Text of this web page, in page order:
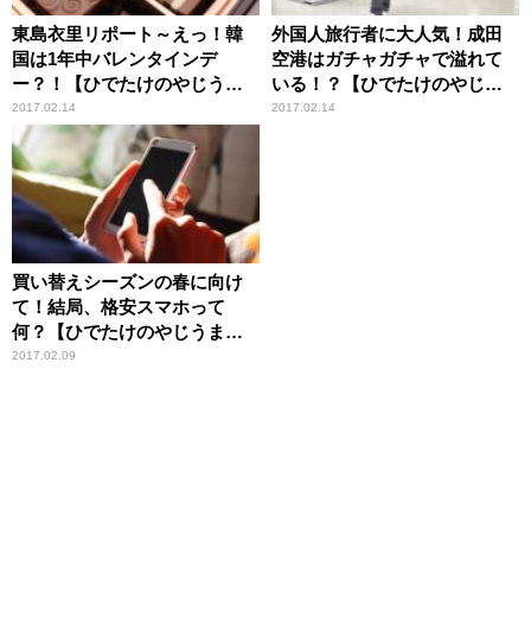
東島衣里リポート～えっ！韓
国は1年中バレンタインデ
ー？！【ひでたけのやじうま
好奇心】
2017.02.14
外国人旅行者に大人気！成田
空港はガチャガチャで溢れて
いる！？【ひでたけのやじう
ま好奇心】
2017.02.14
買い替えシーズンの春に向け
て！結局、格安スマホって
何？【ひでたけのやじうま好
奇心】
2017.02.09